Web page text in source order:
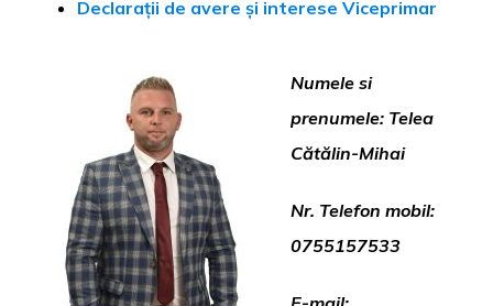
Declarații de avere și interese Viceprimar
Numele si
prenumele: Telea
Cătălin-Mihai
Nr. Telefon mobil:
0755157533